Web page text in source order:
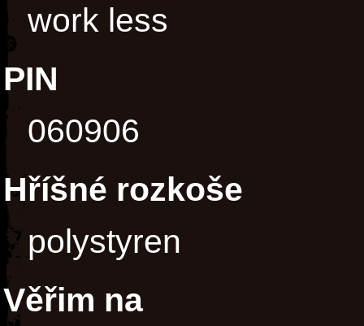
work less
PIN
060906
Hříšné rozkoše
polystyren
Věřim na